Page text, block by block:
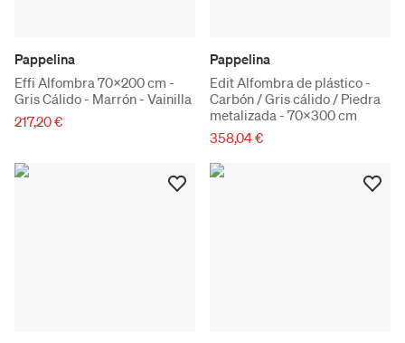
Pappelina
Effi Alfombra 70x200 cm -
Gris Cálido - Marrón - Vainilla
217,20 €
Pappelina
Edit Alfombra de plástico -
Carbón / Gris cálido / Piedra
metalizada - 70x300 cm
358,04 €